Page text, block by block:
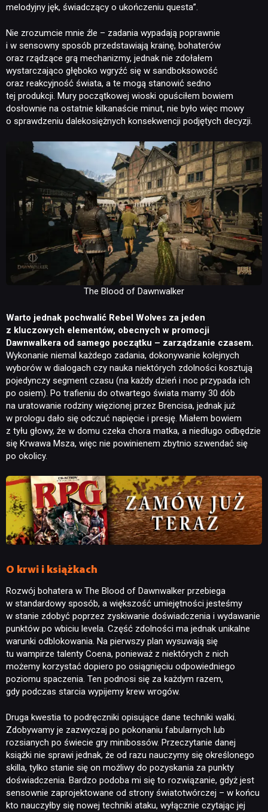
melodyjny jęk, świadczący o ukończeniu questa”.
Nie zrozumcie mnie źle – zadania wypadają poprawnie
i w sensowny sposób przedstawiają krainę, bohaterów
oraz rządzące grą mechanizmy, jednak nie zdołałem
wystarczająco głęboko wgryźć się w sandboksowość
oraz reakcyjność świata, a te mogą stanowić sedno
tej produkcji. Mury początkowej wioski opuściłem bowiem
dosłownie na ostatnie kilkanaście minut, nie było więc mowy
o sprawdzeniu dalekosiężnych konsekwencji podjętych decyzji.
The Blood of Dawnwalker
Warto jednak pochwalić Rebel Wolves za jeden
z kluczowych elementów, obecnych w promocji
Dawnwalkera od samego początku – zarządzanie czasem.
Wykonanie niemal każdego zadania, dokonywanie kolejnych
wyborów w dialogach czy nauka niektórych zdolności kosztują
pojedynczy segment czasu (na każdy dzień i noc przypada ich
po osiem). Po trafieniu do otwartego świata mamy 30 dób
na uratowanie rodziny więzionej przez Brencisa, jednak już
w prologu dało się odczuć napięcie i presję. Miałem bowiem
z tyłu głowy, że w domu czeka chora matka, a niedługo odbędzie
się Krwawa Msza, więc nie powinienem zbytnio szwendać się
po okolicy.
O krwi i książkach
Rozwój bohatera w The Blood of Dawnwalker przebiega
w standardowy sposób, a większość umiejętności jesteśmy
w stanie zdobyć poprzez zyskiwanie doświadczenia i wydawanie
punktów po wbiciu levela. Część zdolności ma jednak unikalne
warunki odblokowania. Na pierwszy plan wysuwają się
tu wampirze talenty Coena, ponieważ z niektórych z nich
możemy korzystać dopiero po osiągnięciu odpowiedniego
poziomu spaczenia. Ten podnosi się za każdym razem,
gdy podczas starcia wypijemy krew wrogów.
Druga kwestia to podręczniki opisujące dane techniki walki.
Zdobywamy je zazwyczaj po pokonaniu fabularnych lub
rozsianych po świecie gry minibossów. Przeczytanie danej
książki nie sprawi jednak, że od razu nauczymy się określonego
skilla, tylko stanie się on możliwy do pozyskania za punkty
doświadczenia. Bardzo podoba mi się to rozwiązanie, gdyż jest
sensownie zaprojektowane od strony światotwórczej – w końcu
kto nauczyłby się nowej techniki ataku, wyłącznie czytając jej